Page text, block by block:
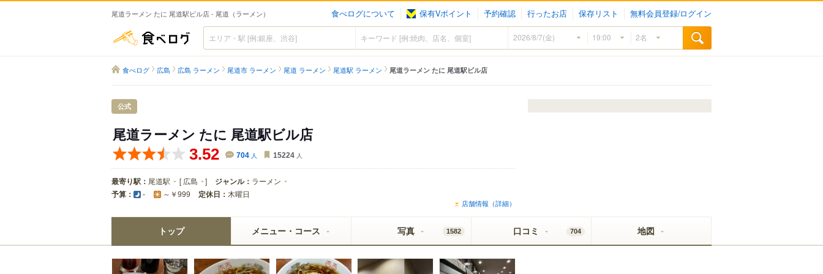
尾道ラーメン たに 尾道駅ビル店 - 尾道（ラーメン） 食べログについて 保有Vポイント 予約確認 行ったお店 保存リスト 無料会員登録/ログイン
食べログ
食べログ 広島 広島 ラーメン 尾道市 ラーメン 尾道 ラーメン 尾道駅 ラーメン 尾道ラーメン たに 尾道駅ビル店
公式
尾道ラーメン たに 尾道駅ビル店
3.52 704 人 15224 人
最寄り駅： 尾道駅 [ 広島 ] ジャンル： ラーメン
予算： - ～￥999 定休日： 木曜日
店舗情報（詳細）
トップ メニュー・コース 写真 1582 口コミ 704 地図